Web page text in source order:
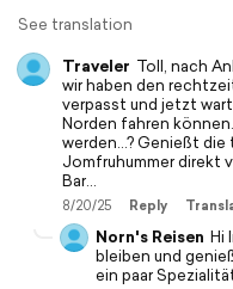
See translation
Traveler Toll, nach
wir haben den
verpasst und jetzt
Norden fahren
werden...? Genießt
Jomfruhummer direkt
Bar...
8/20/25 Reply
Norn's Reisen Hi
bleiben und
ein paar